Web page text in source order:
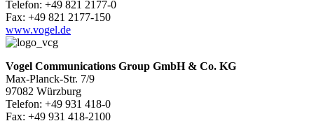
Telefon: +49 821 2177-0
Fax: +49 821 2177-150
www.vogel.de
Vogel Communications Group GmbH & Co. KG
Max-Planck-Str. 7/9
97082 Würzburg
Telefon: +49 931 418-0
Fax: +49 931 418-2100